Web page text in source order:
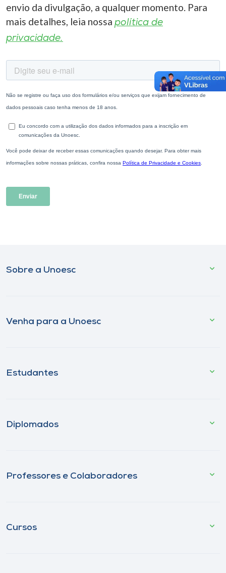
envio da divulgação, a qualquer momento. Para
mais detalhes, leia nossa política de
privacidade.
Sobre a Unoesc
Venha para a Unoesc
Estudantes
Diplomados
Professores e Colaboradores
Cursos